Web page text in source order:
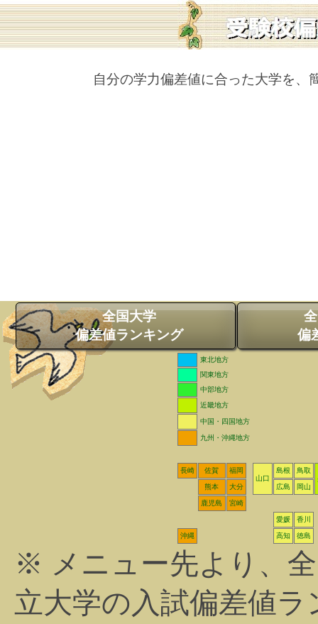
自分の学力偏差値に合った大学を、
全国大学
偏差値ランキング
偏
東北地方
関東地方
中部地方
近畿地方
中国・四国地方
九州・沖縄地方
長崎 佐賀
福岡
山口
島根
鳥取
熊本
大分 広島 岡山
鹿児島 宮崎
愛媛 香川
沖縄 高知 徳島
※ メニュー先より、
立大学の入試偏差値